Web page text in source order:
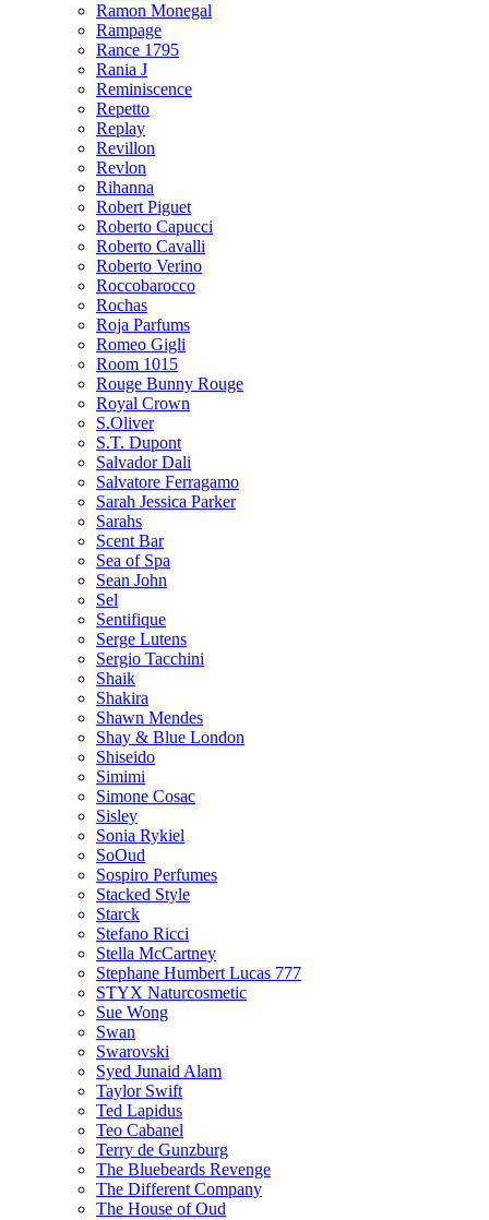
Ramon Monegal
Rampage
Rance 1795
Rania J
Reminiscence
Repetto
Replay
Revillon
Revlon
Rihanna
Robert Piguet
Roberto Capucci
Roberto Cavalli
Roberto Verino
Roccobarocco
Rochas
Roja Parfums
Romeo Gigli
Room 1015
Rouge Bunny Rouge
Royal Crown
S.Oliver
S.T. Dupont
Salvador Dali
Salvatore Ferragamo
Sarah Jessica Parker
Sarahs
Scent Bar
Sea of Spa
Sean John
Sel
Sentifique
Serge Lutens
Sergio Tacchini
Shaik
Shakira
Shawn Mendes
Shay & Blue London
Shiseido
Simimi
Simone Cosac
Sisley
Sonia Rykiel
SoOud
Sospiro Perfumes
Stacked Style
Starck
Stefano Ricci
Stella McCartney
Stephane Humbert Lucas 777
STYX Naturсosmetic
Sue Wong
Swan
Swarovski
Syed Junaid Alam
Taylor Swift
Ted Lapidus
Teo Cabanel
Terry de Gunzburg
The Bluebeards Revenge
The Different Company
The House of Oud